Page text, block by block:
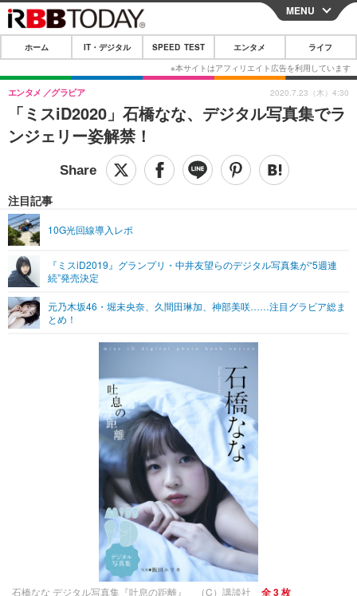
CLOSE
ホーム
IT・デジタル
IT・デジタルTOP スマートフォン
ネタ
ショッピング その他
SPEED TEST
エンタメTOP 映画・ドラマ
グラビア
ショッピング その他
ライフTOP
その他
リリース一覧
プッシュ通知の停止方法
MENU
ホーム IT・デジタル SPEED TEST エンタメ ライフ
「ミスiD2020」石橋なな、デジタル写真集でラ
ンジェリー姿解禁！
エンタメ グラビア
注目記事
10G光回線導入レポ
『ミスiD2019』グランプリ・中井友望らのデジタル写真集が“5週連
続”発売決定
元乃木坂46・堀未央奈、久間田琳加、神部美咲……注目グラビア総ま
とめ！
2020.7.23（木）4:30
石橋なな デジタル写真集『吐息の距離』 （C）講談社 全 3 枚